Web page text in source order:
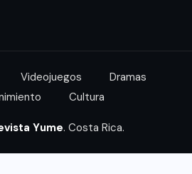
Videojuegos
Dramas
Cultura
Yume. Costa Rica.